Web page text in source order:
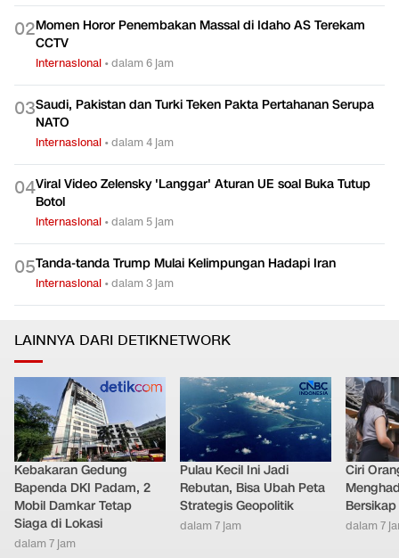
02Momen Horor Penembakan Massal di Idaho AS Terekam
CCTV
Internasional •dalam 6 jam
03Saudi, Pakistan dan Turki Teken Pakta Pertahanan Serupa
NATO
Internasional •dalam 4 jam
04Viral Video Zelensky 'Langgar' Aturan UE soal Buka Tutup
Botol
Internasional •dalam 5 jam
05Tanda-tanda Trump Mulai Kelimpungan Hadapi Iran
Internasional •dalam 3 jam
LAINNYA DARI DETIKNETWORK
Kebakaran Gedung
Bapenda DKI Padam, 2
Mobil Damkar Tetap
Siaga di Lokasi
dalam 7 jam
Pulau Kecil Ini Jadi
Rebutan, Bisa Ubah Peta
Strategis Geopolitik
dalam 7 jam
Ciri
dalam 7